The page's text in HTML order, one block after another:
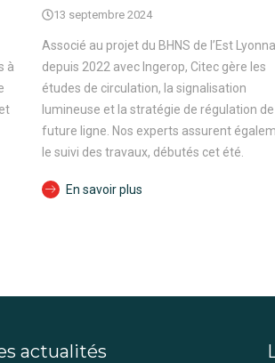
à
13 septembre 2024
Associé au projet du BHNS de l’Est
depuis 2022 avec Ingerop, Citec gère les
études de circulation, la signalisation
lumineuse et la stratégie de régulation de
future ligne. Nos experts assurent
le suivi des travaux, débutés cet été.
En savoir plus
actualités